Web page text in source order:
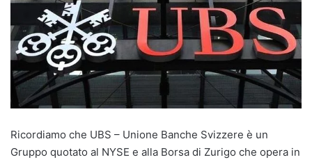
Ricordiamo che UBS – Unione Banche Svizzere è un
Gruppo quotato al NYSE e alla Borsa di Zurigo che opera in